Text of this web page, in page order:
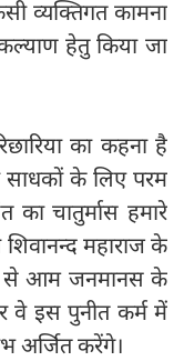
व्यक्तिगत कामना
हेतु किया जा
का कहना है
साधकों के लिए परम
का चातुर्मास हमारे
शिवानन्द महाराज के
से आम जनमानस के
वे इस पुनीत कर्म में
अर्जित करेंगे।